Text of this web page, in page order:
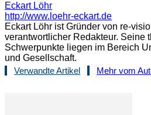
Eckart Löhr
http://www.loehr-eckart.de
Eckart Löhr ist Gründer von re-
verantwortlicher Redakteur. Seine
Schwerpunkte liegen im Bereich
und Gesellschaft.
Verwandte Artikel
Mehr vom